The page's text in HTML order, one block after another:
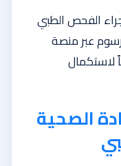
الفحص الطبي
عبر منصة
لاستكمال
الصحية